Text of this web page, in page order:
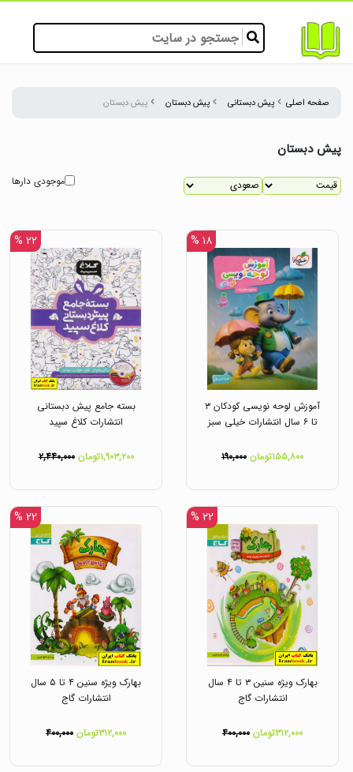
صفحه اصلی پیش دبستانی پیش دبستان پیش دبستان
پیش دبستان
موجودی دارها
۱۸ %
آموزش لوحه نویسی کودکان ۳
تا ۶ سال انتشارات خیلی سبز
۱۵۵,۸۰۰تومان ۱۹۰,۰۰۰
۲۲ %
بسته جامع پیش دبستانی
انتشارات کلاغ سپید
۱,۹۰۳,۲۰۰تومان ۲,۴۴۰,۰۰۰
۲۲ %
بهارک ویژه سنین ۳ تا ۴ سال
انتشارات گاج
۳۱۲,۰۰۰تومان ۴۰۰,۰۰۰
۲۲ %
بهارک ویژه سنین ۴ تا ۵ سال
انتشارات گاج
۳۱۲,۰۰۰تومان ۴۰۰,۰۰۰